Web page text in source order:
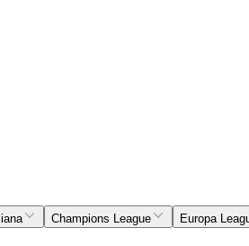
Champions League Europa